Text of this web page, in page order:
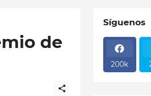
de
Síguenos
200k